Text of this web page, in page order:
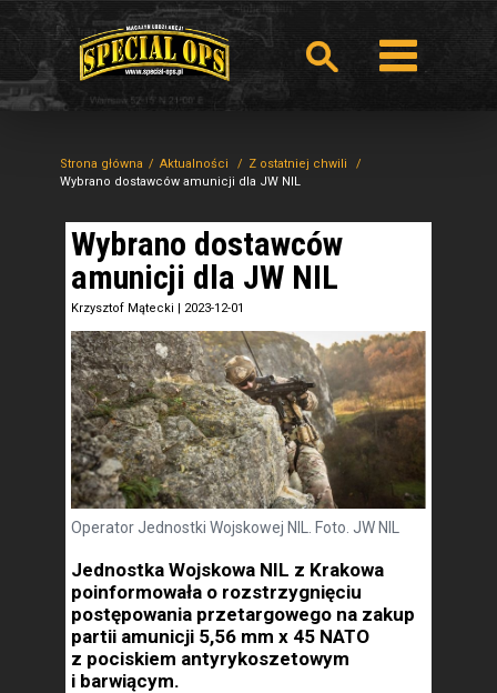
Strona główna Aktualności
Z ostatniej chwili
Wybrano dostawców amunicji dla JW NIL
Wybrano dostawców
amunicji dla JW NIL
Krzysztof Mątecki | 2023-12-01
Operator Jednostki Wojskowej NIL. Foto. JW NIL
Jednostka Wojskowa NIL z Krakowa
poinformowała o rozstrzygnięciu
postępowania przetargowego na zakup
partii amunicji 5,56 mm x 45 NATO
z pociskiem antyrykoszetowym
i barwiącym.